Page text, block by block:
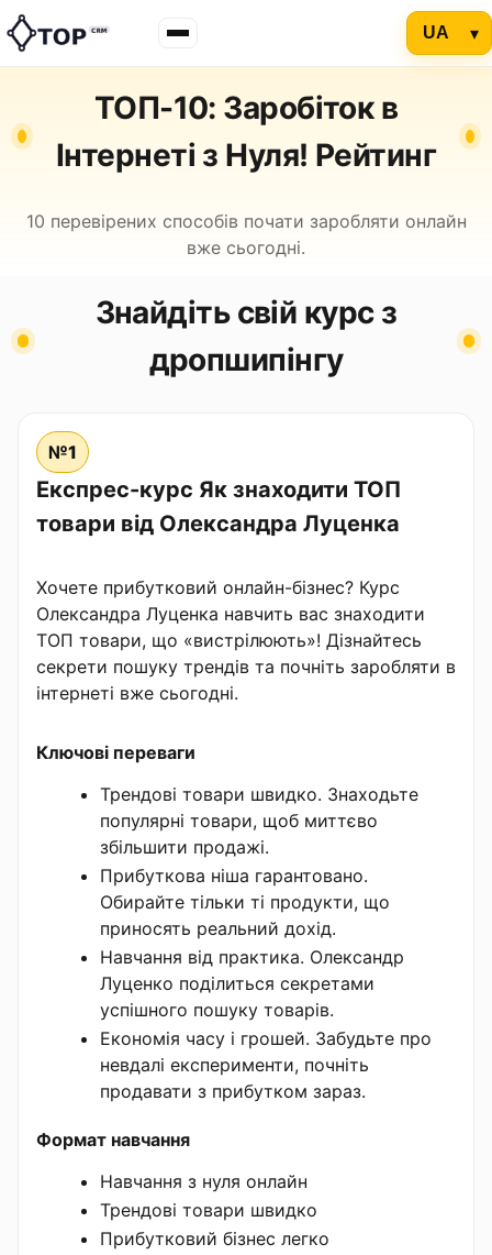
ТОП-10: Заробіток в
Інтернеті з Нуля! Рейтинг
10 перевірених способів почати заробляти онлайн
вже сьогодні.
Знайдіть свій курс з
дропшипінгу
№1
Експрес-курс Як знаходити ТОП
товари від Олександра Луценка
Хочете прибутковий онлайн-бізнес? Курс
Олександра Луценка навчить вас знаходити
ТОП товари, що «вистрілюють»! Дізнайтесь
секрети пошуку трендів та почніть заробляти в
інтернеті вже сьогодні.
Ключові переваги
Трендові товари швидко. Знаходьте
популярні товари, щоб миттєво
збільшити продажі.
Прибуткова ніша гарантовано.
Обирайте тільки ті продукти, що
приносять реальний дохід.
Навчання від практика. Олександр
Луценко поділиться секретами
успішного пошуку товарів.
Економія часу і грошей. Забудьте про
невдалі експерименти, почніть
продавати з прибутком зараз.
Формат навчання
Навчання з нуля онлайн
Трендові товари швидко
Прибутковий бізнес легко